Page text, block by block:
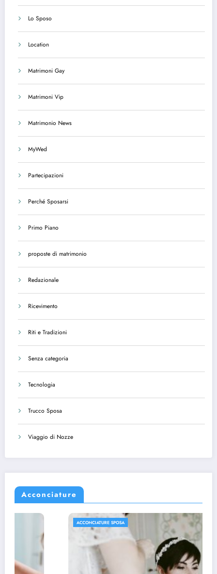
Lo Sposo
Location
Matrimoni Gay
Matrimoni Vip
Matrimonio News
MyWed
Partecipazioni
Perché Sposarsi
Primo Piano
proposte di matrimonio
Redazionale
Ricevimento
Riti e Tradizioni
Senza categoria
Tecnologia
Trucco Sposa
Viaggio di Nozze
Acconciature